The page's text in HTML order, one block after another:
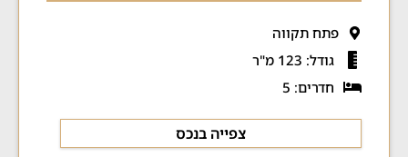
פתח תקווה
גודל: 123 מ"ר
חדרים: 5
צפייה בנכס